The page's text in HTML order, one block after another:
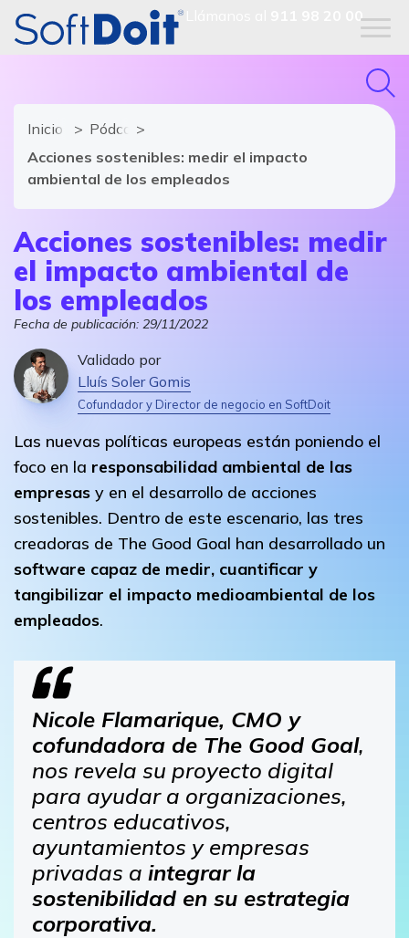
911 98 20 00
Inicio
Pódcast Dale Play al Digital
Acciones sostenibles: medir el impacto
ambiental de los empleados
Acciones sostenibles: medir
el impacto ambiental de
los empleados
Fecha de publicación: 29/11/2022
Validado por
Lluís Soler Gomis
Cofundador y Director de negocio en SoftDoit
Las nuevas políticas europeas están poniendo el
foco en la responsabilidad ambiental de las
empresas y en el desarrollo de acciones
sostenibles. Dentro de este escenario, las tres
creadoras de The Good Goal han desarrollado un
software capaz de medir, cuantificar y
tangibilizar el impacto medioambiental de los
empleados.
Nicole Flamarique, CMO y
cofundadora de The Good Goal,
nos revela su proyecto digital
para ayudar a organizaciones,
centros educativos,
ayuntamientos y empresas
privadas a integrar la
sostenibilidad en su estrategia
corporativa.